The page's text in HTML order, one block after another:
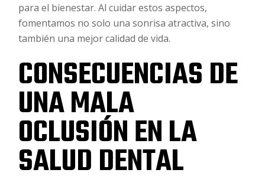
para el bienestar. Al cuidar estos aspectos,
fomentamos no solo una sonrisa atractiva, sino
también una mejor calidad de vida.
CONSECUENCIAS DE
UNA MALA
OCLUSIÓN EN LA
SALUD DENTAL